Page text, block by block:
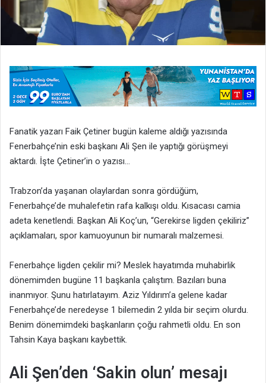
Fanatik yazarı Faik Çetiner bugün kaleme aldığı yazısında
Fenerbahçe’nin eski başkanı Ali Şen ile yaptığı görüşmeyi
aktardı. İşte Çetiner’in o yazısı…
Trabzon’da yaşanan olaylardan sonra gördüğüm,
Fenerbahçe’de muhalefetin rafa kalkışı oldu. Kısacası camia
adeta kenetlendi. Başkan Ali Koç’un, “Gerekirse ligden çekiliriz”
açıklamaları, spor kamuoyunun bir numaralı malzemesi.
Fenerbahçe ligden çekilir mi? Meslek hayatımda muhabirlik
dönemimden bugüne 11 başkanla çalıştım. Bazıları buna
inanmıyor. Şunu hatırlatayım. Aziz Yıldırım’a gelene kadar
Fenerbahçe’de neredeyse 1 bilemedin 2 yılda bir seçim olurdu.
Benim dönemimdeki başkanların çoğu rahmetli oldu. En son
Tahsin Kaya başkanı kaybettik.
Ali Şen’den ‘Sakin olun’ mesajı